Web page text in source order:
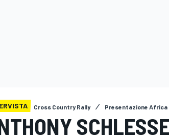
Cross Country Rally Presentazione Africa